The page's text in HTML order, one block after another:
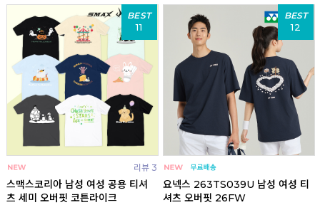
BEST
11
리뷰 3
스맥스코리아 남성 여성 공용 티셔
츠 세미 오버핏 코튼라이크
BEST
12
요넥스 263TS039U 남성 여성 티
셔츠 오버핏 26FW